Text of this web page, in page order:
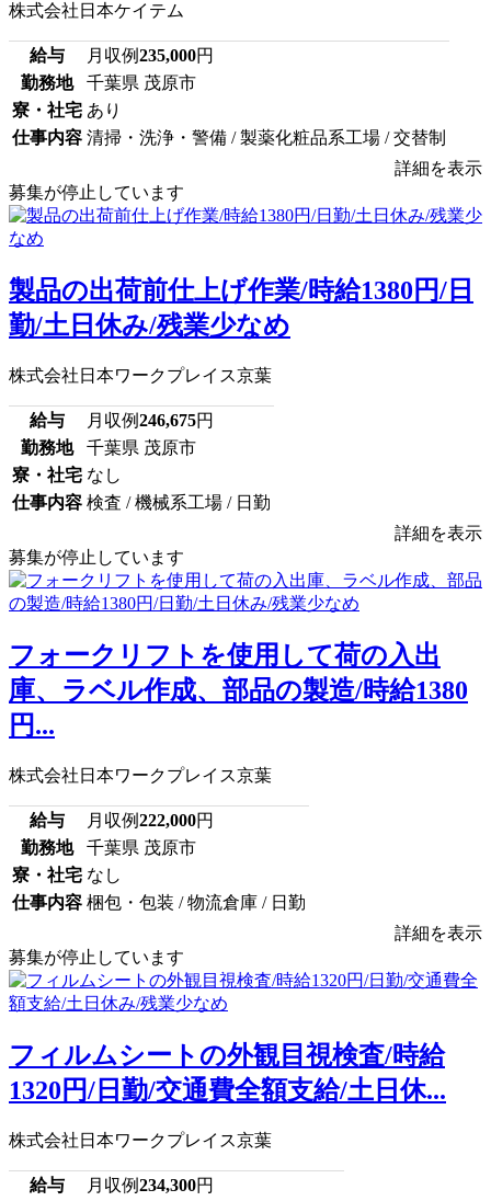
株式会社日本ケイテム
給与 月収例235,000円
勤務地
千葉県 茂原市
寮・社宅 あり
仕事内容 清掃・洗浄・警備 / 製薬化粧品系工場 / 交替制
詳細を表示
募集が停止しています
製品の出荷前仕上げ作業/時給1380円/日
勤/土日休み/残業少なめ
株式会社日本ワークプレイス京葉
給与 月収例246,675円
勤務地
千葉県 茂原市
寮・社宅 なし
仕事内容 検査 / 機械系工場 / 日勤
詳細を表示
募集が停止しています
フォークリフトを使用して荷の入出
庫、ラベル作成、部品の製造/時給1380
円...
株式会社日本ワークプレイス京葉
給与 月収例222,000円
勤務地
千葉県 茂原市
寮・社宅 なし
仕事内容 梱包・包装 / 物流倉庫 / 日勤
詳細を表示
募集が停止しています
フィルムシートの外観目視検査/時給
1320円/日勤/交通費全額支給/土日休...
株式会社日本ワークプレイス京葉
給与 月収例234,300円